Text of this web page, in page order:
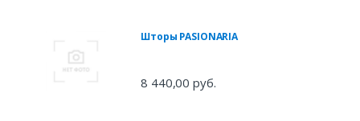
Шторы PASIONARIA
8 440,00 руб.